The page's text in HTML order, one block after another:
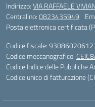
Indirizzo:VIA RAFFAELE
Centralino:0823435949
Posta elettronica certificata
Codice fiscale: 93086020612
Codice meccanografico:
Codice Indice delle Pubbliche
Codice unico di fatturazione